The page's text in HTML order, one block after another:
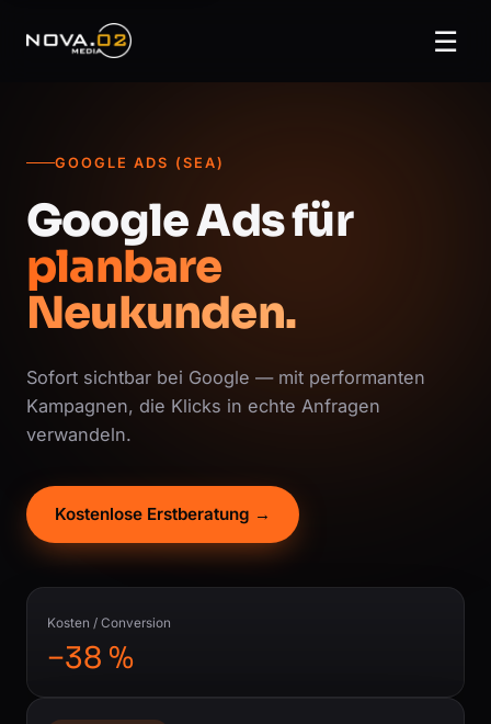
☰
GOOGLE ADS (SEA)
Google Ads für
planbare
Neukunden.
Sofort sichtbar bei Google — mit performanten
Kampagnen, die Klicks in echte Anfragen
verwandeln.
Kostenlose Erstberatung →
Kosten / Conversion
−38 %